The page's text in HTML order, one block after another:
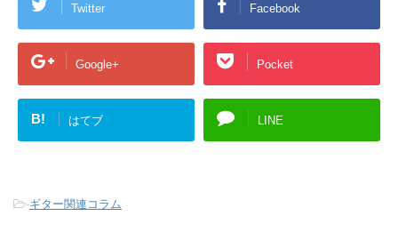
Twitter Facebook
Google+ Pocket
B! はてブ LINE
-ギター関連コラム